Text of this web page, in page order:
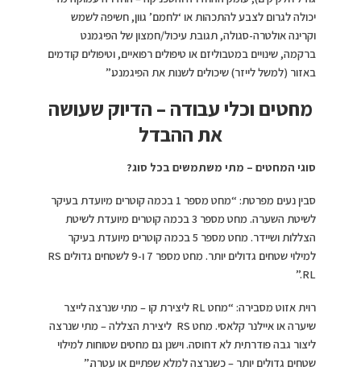
יכולה לגרום לצבע להתכהות או ‘לחמם’ גוון, חשיפה לשמש
וקרינה אולטרה-סגולה, תגובת עיכול/חמצון של הפיגמנט
ברקמה, שינויים במטבוליזם או טיפולים רפואיים, וטיפולים קודמים
באזור (למשל לייזר) שיכולים לשנות את הפיגמנט.”
מחטים וכלי עבודה – הדיוק שעושה
את ההבדל
סוגי המחטים – מתי משתמשים בכל סוג?
סבין נעים מפרטת: “מחט מספר 1 בכמה קוטרים מיועדת בעיקר
לשיטת השערה. מחט מספר 3 בכמה קוטרים מיועדת לשיטת
הצללות ושיידר. מחט מספר 5 בכמה קוטרים מיועדת בעיקר
למילוי שטחים גדולים יותר. מחט מספר 7 ו-9 לשטחים גדולים RS
RL.”
רוית אזוט מסבירה: “מחט RL ליצירת קו – מתי שנרצה לייצר
שיערה או איילנר קלאסי. מחט RS ליצירת הצללה – מתי שנרצה
ליצור גבה פודרתית לא דחוסה. וישנן גם מחטים שטוחות למילוי
שטחים גדולים יותר – כשנרצה למלא שפתיים או עטרה.”